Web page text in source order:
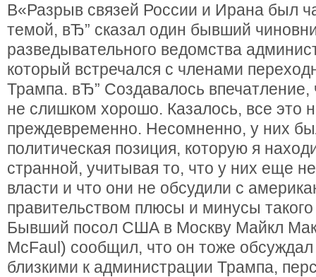
В«Разрыв связей России и Ирана был
темой, вЂ” сказал один бывший
разведывательного ведомства
который встречался с членами
Трампа. вЂ” Создавалось впечатление,
не слишком хорошо. Казалось, все это
преждевременно. Несомненно, у них
политическая позиция, которую я
странной, учитывая то, что у них еще
власти и что они не обсудили с
правительством плюсы и минусы
Бывший посол США в Москву Майкл
McFaul) сообщил, что он тоже
близкими к администрации Трампа,